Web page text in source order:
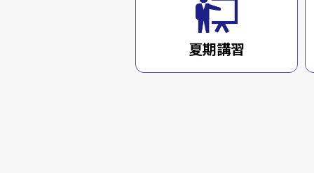
夏期講習